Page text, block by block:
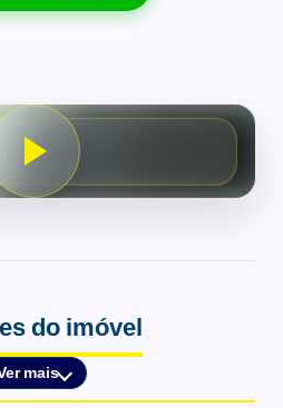
do imóvel
mais